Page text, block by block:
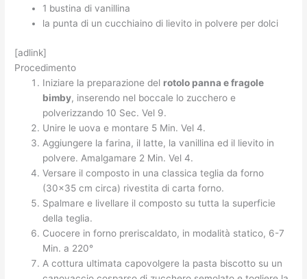
1 bustina di vanillina
la punta di un cucchiaino di lievito in polvere per dolci
[adlink]
Procedimento
Iniziare la preparazione del rotolo panna e fragole
bimby, inserendo nel boccale lo zucchero e
polverizzando 10 Sec. Vel 9.
Unire le uova e montare 5 Min. Vel 4.
Aggiungere la farina, il latte, la vanillina ed il lievito in
polvere. Amalgamare 2 Min. Vel 4.
Versare il composto in una classica teglia da forno
(30×35 cm circa) rivestita di carta forno.
Spalmare e livellare il composto su tutta la superficie
della teglia.
Cuocere in forno preriscaldato, in modalità statico, 6-7
Min. a 220°
A cottura ultimata capovolgere la pasta biscotto su un